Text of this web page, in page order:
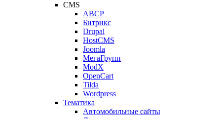
CMS
ABCP
Битрикс
Drupal
HostCMS
Joomla
МегаГрупп
ModX
OpenCart
Tilda
Wordpress
Тематика
Автомобильные сайты